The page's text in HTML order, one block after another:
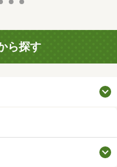
ら探す